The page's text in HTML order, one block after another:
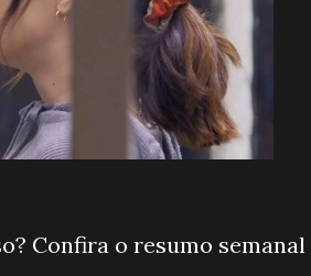
Confira o resumo semanal